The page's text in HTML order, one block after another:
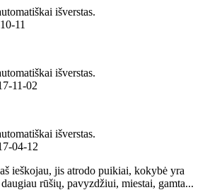
išverstas.
išverstas.
išverstas.
ieškojau, jis atrodo puikiai, kokybė yra
rūšių, pavyzdžiui, miestai, gamta...